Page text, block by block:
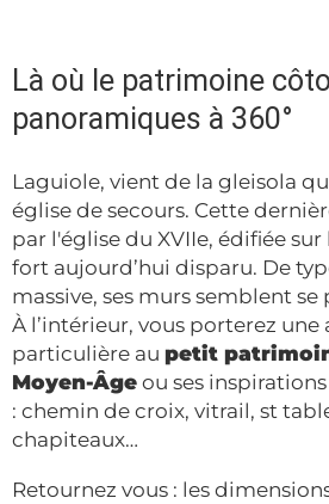
Là où le patrimoine
panoramiques à 360°
Laguiole, vient de la gleisola
église de secours. Cette
par l'église du XVIIe, édifiée sur
fort aujourd’hui disparu. De
massive, ses murs semblent
À l’intérieur, vous porterez
particulière au petit
Moyen-Âge ou ses
: chemin de croix, vitrail, st
chapiteaux…
Retournez vous : les